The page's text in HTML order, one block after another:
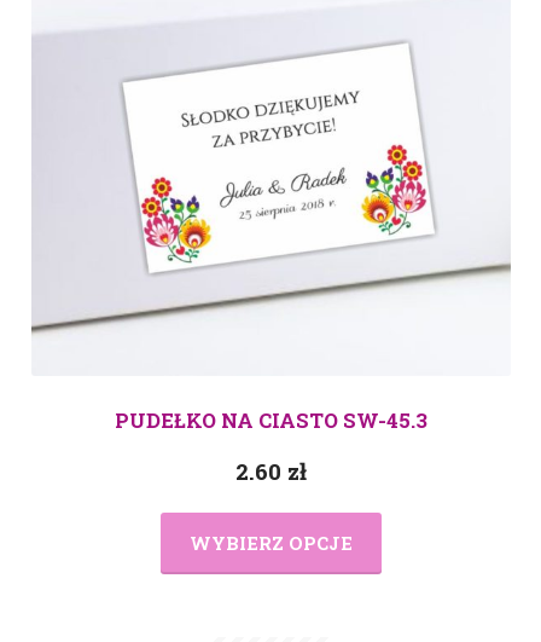
PUDEŁKO NA CIASTO SW-45.3
2.60 zł
WYBIERZ OPCJE